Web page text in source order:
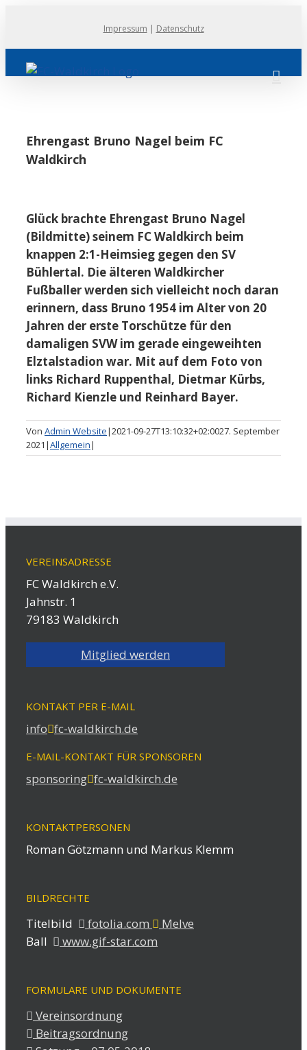
springen
Impressum | Datenschutz
Ehrengast Bruno Nagel beim FC
Waldkirch
Glück brachte Ehrengast Bruno Nagel
(Bildmitte) seinem FC Waldkirch beim
knappen 2:1-Heimsieg gegen den SV
Bühlertal. Die älteren Waldkircher
Fußballer werden sich vielleicht noch daran
erinnern, dass Bruno 1954 im Alter von 20
Jahren der erste Torschütze für den
damaligen SVW im gerade eingeweihten
Elztalstadion war. Mit auf dem Foto von
links Richard Ruppenthal, Dietmar Kürbs,
Richard Kienzle und Reinhard Bayer.
Von Admin Website|2021-09-27T13:10:32+02:0027. September
2021 |Allgemein|
VEREINSADRESSE
FC Waldkirch e.V.
Jahnstr. 1
79183 Waldkirch
Mitglied werden
KONTAKT PER E-MAIL
info fc-waldkirch.de
E-MAIL-KONTAKT FÜR SPONSOREN
sponsoring fc-waldkirch.de
KONTAKTPERSONEN
Roman Götzmann und Markus Klemm
BILDRECHTE
Titelbild fotolia.com
Melve
Ball
www.gif-star.com
FORMULARE UND DOKUMENTE
Vereinsordnung
Beitragsordnung